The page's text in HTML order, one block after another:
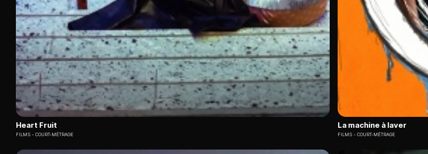
Heart Fruit
FILMS COURT-MÉTRAGE
La machine à laver
FILMS COURT-MÉTRAGE